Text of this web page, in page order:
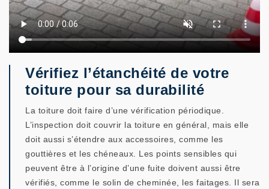
Vérifiez l’étanchéité de votre
toiture pour sa durabilité
La toiture doit faire d’une vérification périodique.
L’inspection doit couvrir la toiture en général, mais elle
doit aussi s’étendre aux accessoires, comme les
gouttières et les chéneaux. Les points sensibles qui
peuvent être à l’origine d’une fuite doivent aussi être
vérifiés, comme le solin de cheminée, les faitages. Il sera